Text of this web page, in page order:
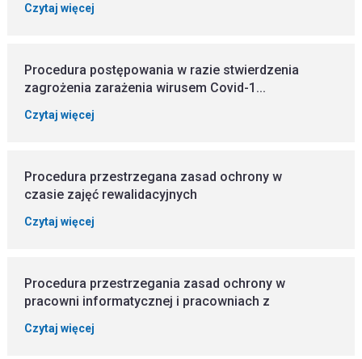
Czytaj więcej
Procedura postępowania w razie stwierdzenia
zagrożenia zarażenia wirusem Covid-1...
Czytaj więcej
Procedura przestrzegana zasad ochrony w
czasie zajęć rewalidacyjnych
Czytaj więcej
Procedura przestrzegania zasad ochrony w
pracowni informatycznej i pracowniach z
Czytaj więcej